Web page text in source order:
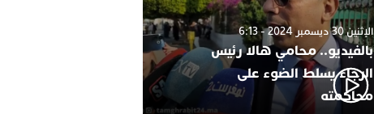
الإثنين 30 ديسمبر 2024 - 6:13
بالفيديو.. محامي هالا رئيس
الرجاء يسلط الضوء على
محاكمته